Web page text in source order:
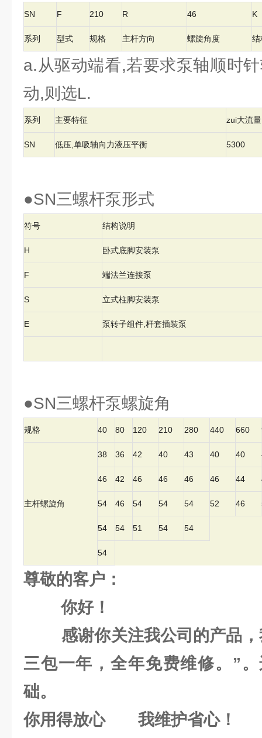
SN F 210 R 46 K
系列 型式 规格 主杆方向 螺旋角度 结
a.从驱动端看,若要求泵轴顺时
动,则选L.
系列 主要特征 zui大流
SN 低压,单吸轴向力液压平衡 5300
●SN三螺杆泵形式
符号 结构说明
H 卧式底脚安装泵
F 端法兰连接泵
S 立式柱脚安装泵
E 泵转子组件,杆套插装泵
●SN三螺杆泵螺旋角
规格 40 80 120 210 280 440 660
主杆螺旋角
38 36 42 40 43 40 40
46 42 46 46 46 46 44
54 46 54 54 54 52 46
54 54 51 54 54
54
尊敬的客户：
你好！
感谢你关注我公司的产品，
三包一年，全年免费维修。”
础。
你用得放心 我维护省心！